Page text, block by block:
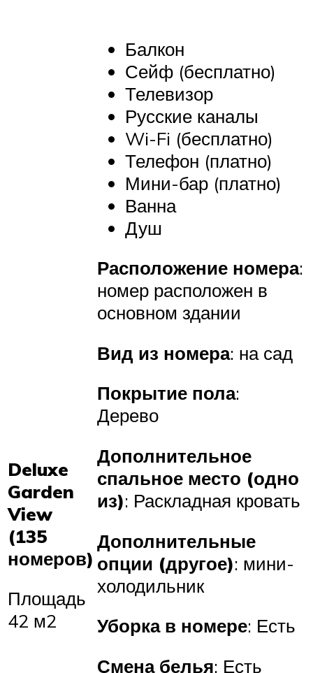
Deluxe
Garden
View
(135
номеров)
Площадь
42 м2
Балкон
Сейф (бесплатно)
Телевизор
Русские каналы
Wi-Fi (бесплатно)
Телефон (платно)
Мини-бар (платно)
Ванна
Душ
Расположение номера:
номер расположен в
основном здании
Вид из номера: на сад
Покрытие пола:
Дерево
Дополнительное
спальное место (одно
из): Раскладная кровать
Дополнительные
опции (другое): мини-
холодильник
Уборка в номере: Есть
Смена белья: Есть